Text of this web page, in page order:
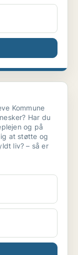
Kommune
Har du
og på
at støtte og
liv? – så er